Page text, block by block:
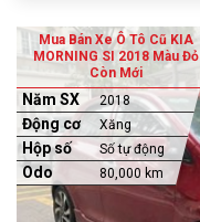
Mua Bán Xe Ô Tô Cũ KIA
MORNING SI 2018 Màu Đỏ
Còn Mới
Năm SX 2018
Động cơ Xăng
Hộp số Số tự động
Odo 80,000 km